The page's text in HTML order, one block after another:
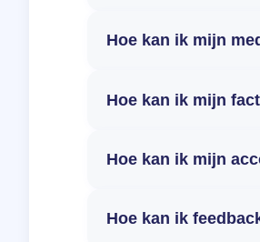
Hoe kan ik mijn
Hoe kan ik mijn
Hoe kan ik mijn
Hoe kan ik